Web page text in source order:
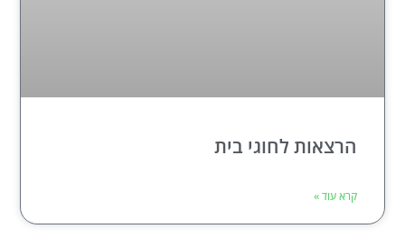
הרצאות לחוגי בית
קרא עוד »